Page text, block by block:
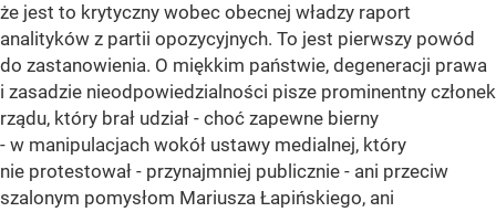
że jest to krytyczny wobec obecnej władzy raport
analityków z partii opozycyjnych. To jest pierwszy powód
do zastanowienia. O miękkim państwie, degeneracji prawa
i zasadzie nieodpowiedzialności pisze prominentny członek
rządu, który brał udział - choć zapewne bierny
- w manipulacjach wokół ustawy medialnej, który
nie protestował - przynajmniej publicznie - ani przeciw
szalonym pomysłom Mariusza Łapińskiego, ani